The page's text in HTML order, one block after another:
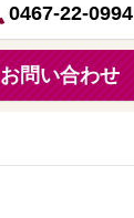
0467-22-0994
お問い合わせ